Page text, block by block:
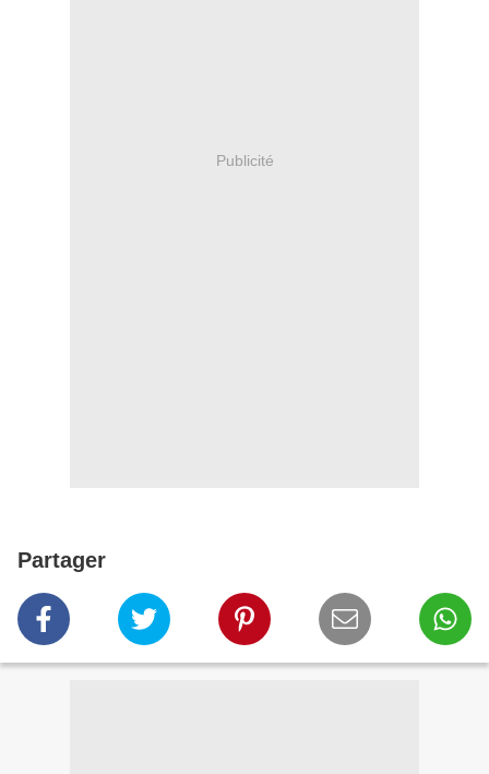
Publicité
Partager